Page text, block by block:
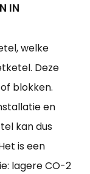
IN
welke
Deze
blokken.
en
kan dus
is een
lagere CO-2